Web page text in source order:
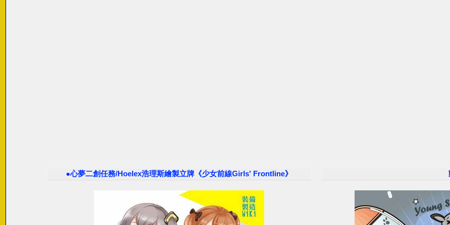
●心夢二創任務/Hoelex浩理斯繪製立牌《少女前線Girls' Frontline》